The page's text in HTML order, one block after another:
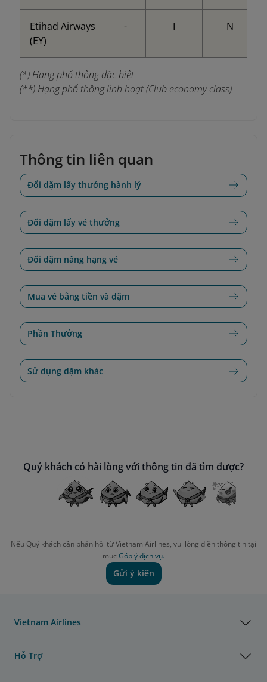
Etihad Airways
(EY)
- I N
(*) Hạng phổ thông đặc biệt
(**) Hạng phổ thông linh hoạt (Club economy class)
Thông tin liên quan
Đổi dặm lấy thưởng hành lý
Đổi dặm lấy vé thưởng
Đổi dặm nâng hạng vé
Mua vé bằng tiền và dặm
Phần Thưởng
Sử dụng dặm khác
Quý khách có hài lòng với thông tin đã tìm được?
Nếu Quý khách cần phản hồi từ Vietnam Airlines, vui lòng điền thông tin tại
mục Góp ý dịch vụ.
Gửi ý kiến
Vietnam Airlines
Hỗ Trợ